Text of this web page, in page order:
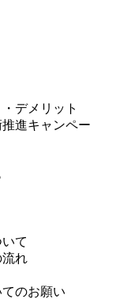
デメリット
推進キャンペー
て
れ
のお願い